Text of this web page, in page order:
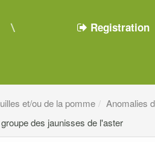
Registration
et/ou de la pomme Anomalies
des jaunisses de l'aster